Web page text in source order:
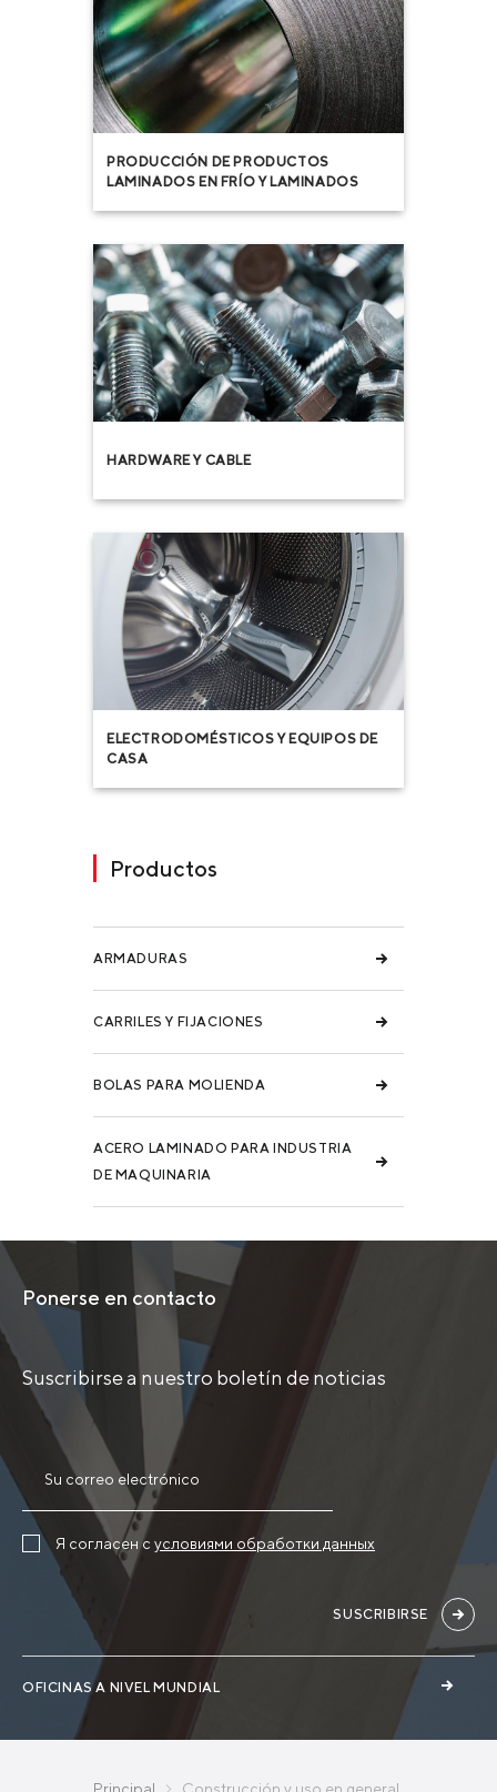
PRODUCCIÓN DE PRODUCTOS
LAMINADOS EN FRÍO Y LAMINADOS
HARDWARE Y CABLE
ELECTRODOMÉSTICOS Y EQUIPOS DE
CASA
Productos
ARMADURAS
CARRILES Y FIJACIONES
BOLAS PARA MOLIENDA
ACERO LAMINADO PARA INDUSTRIA
DE MAQUINARIA
Ponerse en contacto
Suscribirse a nuestro boletín de noticias
OFICINAS A NIVEL MUNDIAL
Я согласен с условиями обработки данных
SUSCRIBIRSE